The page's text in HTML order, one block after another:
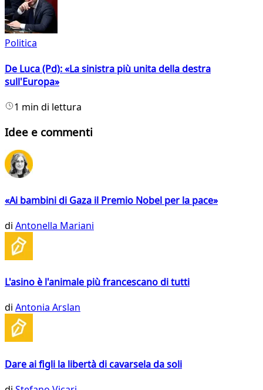
Politica
De Luca (Pd): «La sinistra più unita della destra
sull'Europa»
1 min di lettura
Idee e commenti
«Ai bambini di Gaza il Premio Nobel per la pace»
di Antonella Mariani
L'asino è l'animale più francescano di tutti
di Antonia Arslan
Dare ai figli la libertà di cavarsela da soli